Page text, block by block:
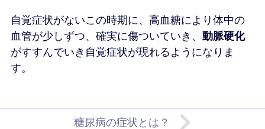
自覚症状がないこの時期に、高血糖により体中の
血管が少しずつ、確実に傷ついていき、 動脈硬化
がすすんでいき自覚症状が現れるようになりま
す。
糖尿病の症状とは？